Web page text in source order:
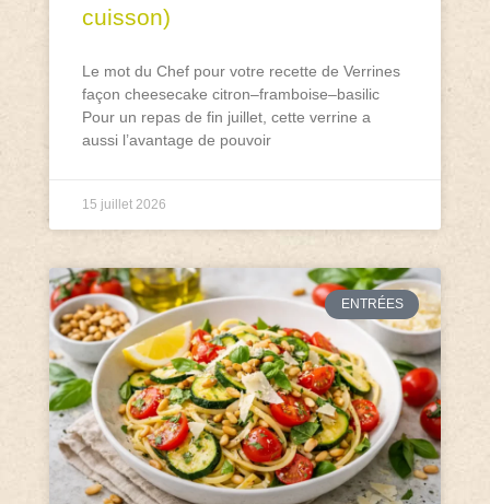
cuisson)
Le mot du Chef pour votre recette de Verrines
façon cheesecake citron–framboise–basilic
Pour un repas de fin juillet, cette verrine a
aussi l’avantage de pouvoir
15 juillet 2026
ENTRÉES